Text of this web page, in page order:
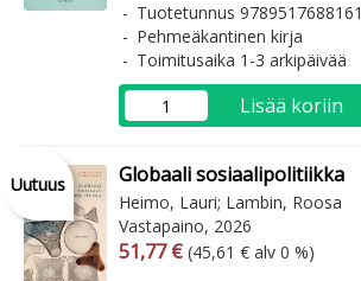
Tuotetunnus 9789517688161
Pehmeäkantinen kirja
Toimitusaika 1-3 arkipäivää
Lisää koriin
Uutuus Globaali sosiaalipolitiikka
Heimo, Lauri; Lambin, Roosa
Vastapaino, 2026
Arvonlisäverollinen hinta
51,77 € Arvonlisäveroton hinta
(45,61 € alv 0 %)